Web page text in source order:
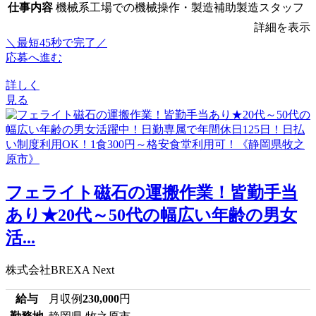
仕事内容 機械系工場での機械操作・製造補助製造スタッフ
詳細を表示
＼最短45秒で完了／
応募へ進む
詳しく
見る
フェライト磁石の運搬作業！皆勤手当
あり★20代～50代の幅広い年齢の男女
活...
株式会社BREXA Next
給与 月収例230,000円